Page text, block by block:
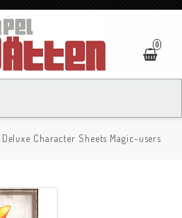
0
Character Sheets Magic-users